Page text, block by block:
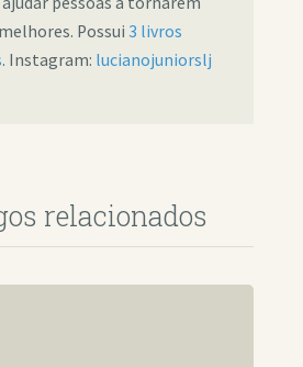
Possui 3 livros
. Instagram: lucianojuniorslj
relacionados